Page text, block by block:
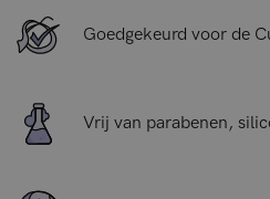
Goedgekeurd voor de
Vrij van parabenen,